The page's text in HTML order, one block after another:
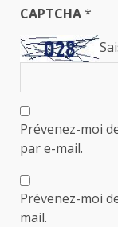
CAPTCHA*
Prévenez-moi
par e-mail.
Prévenez-moi
mail.